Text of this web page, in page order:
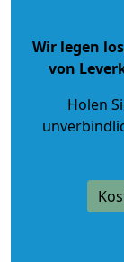
Wir legen
von
Holen